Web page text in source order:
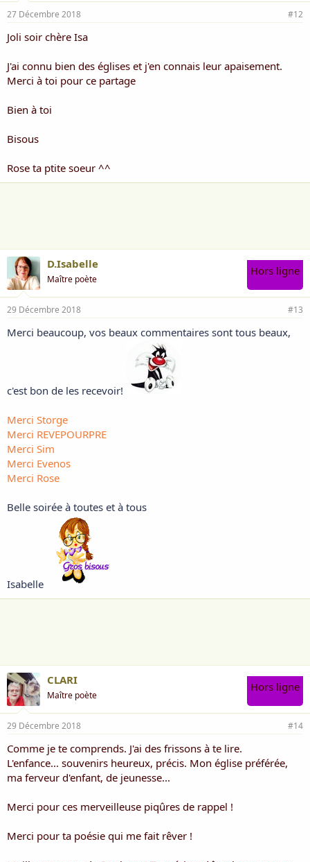
27 Décembre 2018 #12
Joli soir chère Isa
J'ai connu bien des églises et j'en connais leur apaisement.
Merci à toi pour ce partage
Bien à toi
Bisous
Rose ta ptite soeur ^^
D.Isabelle
Maître poète
Hors ligne
29 Décembre 2018 #13
Merci beaucoup, vos beaux commentaires sont tous beaux,
c'est bon de les recevoir!
Merci Storge
Merci REVEPOURPRE
Merci Sim
Merci Evenos
Merci Rose
Belle soirée à toutes et à tous
Isabelle
CLARI
Maître poète
Hors ligne
29 Décembre 2018 #14
Comme je te comprends. J'ai des frissons à te lire.
L'enfance... souvenirs heureux, précis. Mon église préférée,
ma ferveur d'enfant, de jeunesse...
Merci pour ces merveilleuse piqûres de rappel !
Merci pour ta poésie qui me fait rêver !